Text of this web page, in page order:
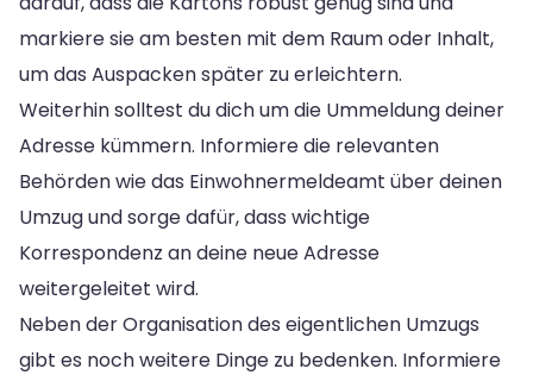
markiere sie am besten mit dem Raum oder Inhalt,
um das Auspacken später zu erleichtern.
Weiterhin solltest du dich um die Ummeldung deiner
Adresse kümmern. Informiere die relevanten
Behörden wie das Einwohnermeldeamt über deinen
Umzug und sorge dafür, dass wichtige
Korrespondenz an deine neue Adresse
weitergeleitet wird.
Neben der Organisation des eigentlichen Umzugs
gibt es noch weitere Dinge zu bedenken. Informiere